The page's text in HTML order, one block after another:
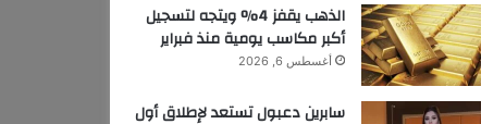
الذهب يقفز 4% ويتجه لتسجيل
أكبر مكاسب يومية منذ فبراير
أغسطس 6, 2026
سابرين دعبول تستعد لإطلاق أول